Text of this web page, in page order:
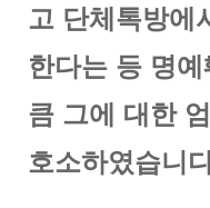
고 단체톡방에
한다는 등 명
큼 그에 대한
호소하였습니